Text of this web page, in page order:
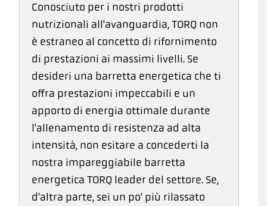
Conosciuto per i nostri prodotti
nutrizionali all'avanguardia, TORQ non
è estraneo al concetto di rifornimento
di prestazioni ai massimi livelli. Se
desideri una barretta energetica che ti
offra prestazioni impeccabili e un
apporto di energia ottimale durante
l'allenamento di resistenza ad alta
intensità, non esitare a concederti la
nostra impareggiabile barretta
energetica TORQ leader del settore. Se,
d'altra parte, sei un po' più rilassato